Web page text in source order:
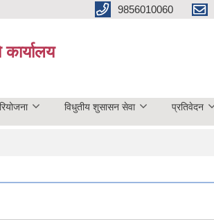
9856010060
विधुतीय शुसासन सेवा प्रतिवेदन